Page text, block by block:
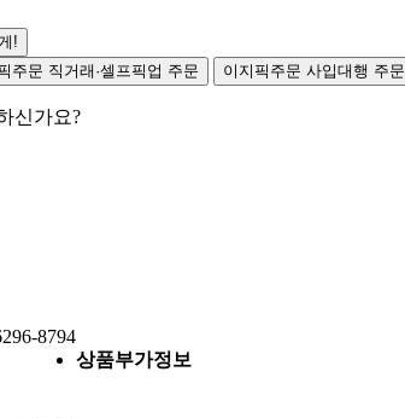
!
주문 직거래·셀프픽업 주문 이지픽주문 사입대행 주문
신가요?
8794
상품부가정보